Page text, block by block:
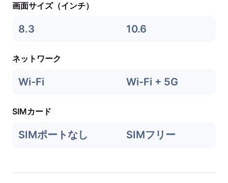
画面サイズ（インチ）
8.3 10.6
ネットワーク
Wi-Fi Wi-Fi + 5G
SIMカード
SIMポートなし SIMフリー